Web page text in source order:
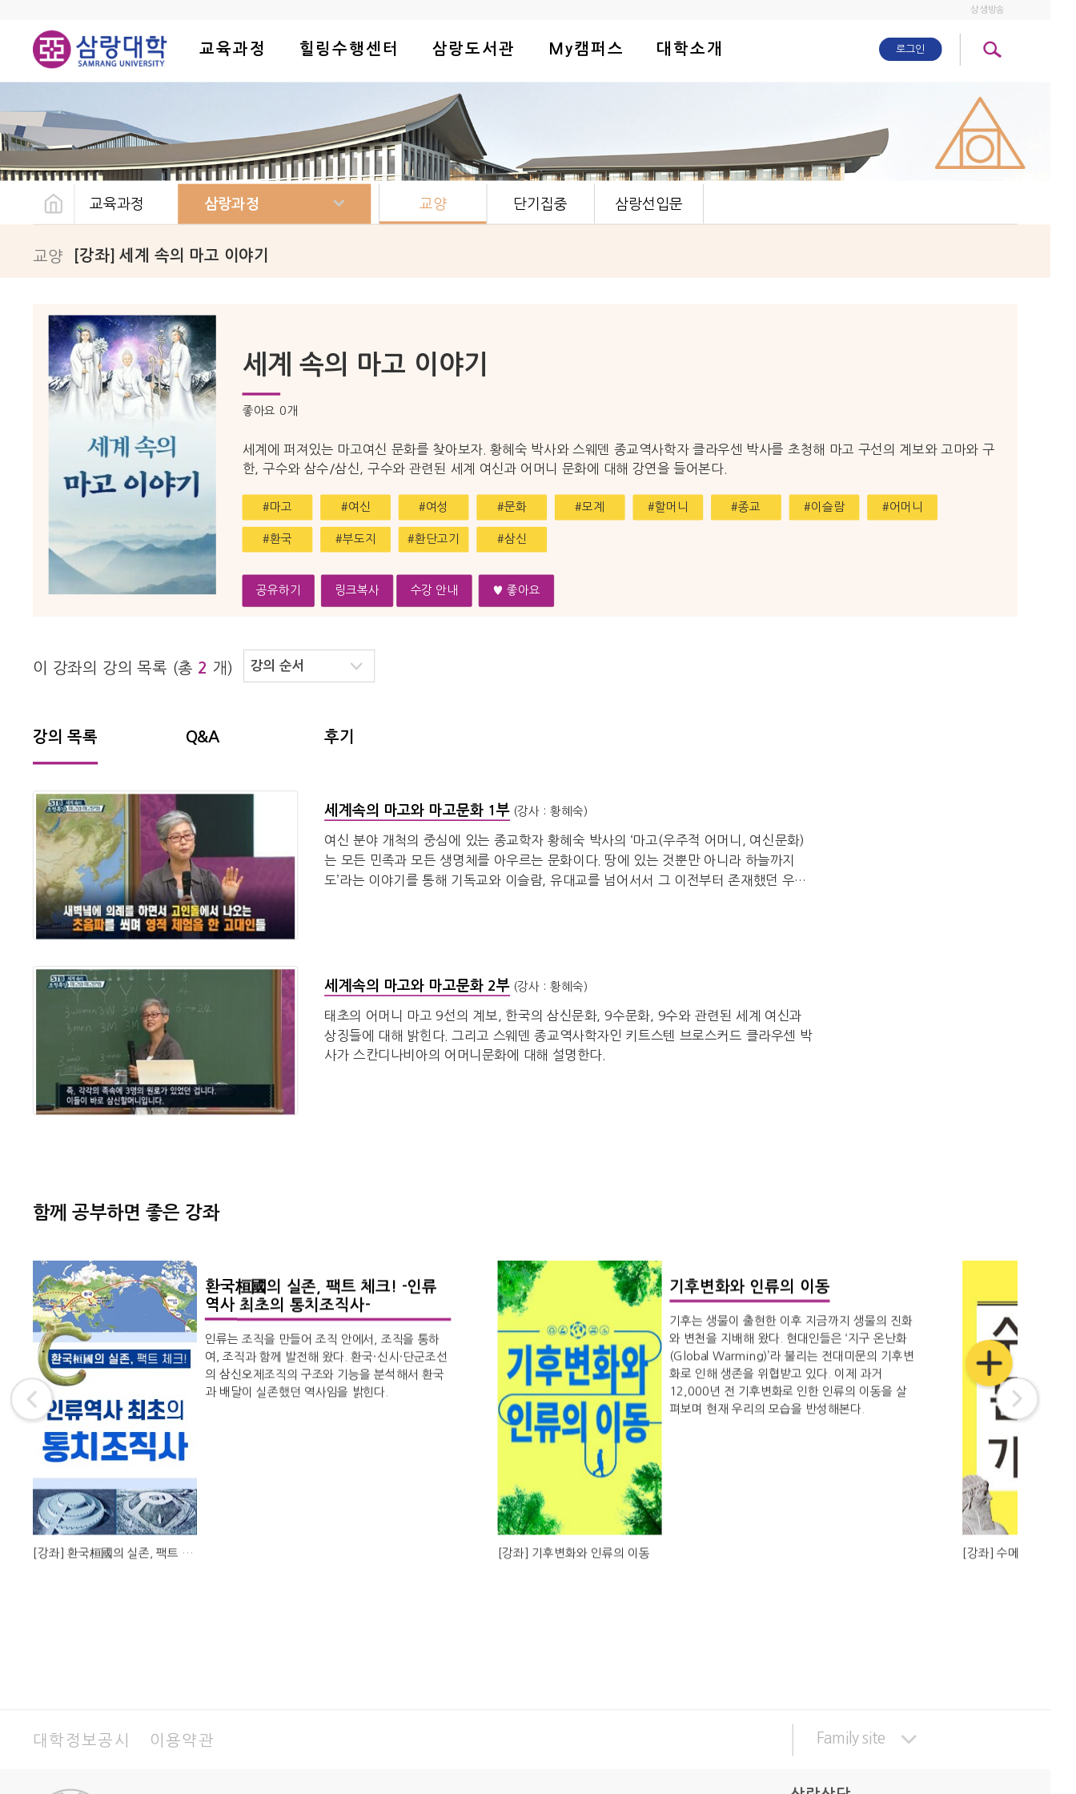
상생방송
교육과정 힐링수행센터 삼랑도서관 My캠퍼스 대학소개 로그인
교육과정 삼랑과정 교양 단기집중 삼랑선입문
교양 [강좌] 세계 속의 마고 이야기
세계 속의 마고 이야기
좋아요 0개
세계에 퍼져있는 마고여신 문화를 찾아보자. 황혜숙 박사와 스웨덴 종교역사학자 클라우센 박사를 초청해 마고 구선의 계보와 고마와 구
한, 구수와 삼수/삼신, 구수와 관련된 세계 여신과 어머니 문화에 대해 강연을 들어본다.
#마고 #여신 #여성 #문화 #모계 #할머니 #종교 #이슬람 #어머니
#환국 #부도지 #환단고기 #삼신
공유하기 링크복사 수강 안내 ♥ 좋아요
이 강좌의 강의 목록 (총 2 개)
강의 목록 Q&A 후기
세계속의 마고와 마고문화 1부 (강사 : 황혜숙)
여신 분야 개척의 중심에 있는 종교학자 황혜숙 박사의 ‘마고(우주적 어머니, 여신문화)
는 모든 민족과 모든 생명체를 아우르는 문화이다. 땅에 있는 것뿐만 아니라 하늘까지
도’라는 이야기를 통해 기독교와 이슬람, 유대교를 넘어서서 그 이전부터 존재했던 우주
세계속의 마고와 마고문화 2부 (강사 : 황혜숙)
태초의 어머니 마고 9선의 계보, 한국의 삼신문화, 9수문화, 9수와 관련된 세계 여신과
상징들에 대해 밝힌다. 그리고 스웨덴 종교역사학자인 키트스텐 브로스커드 클라우센 박
사가 스칸디나비아의 어머니문화에 대해 설명한다.
함께 공부하면 좋은 강좌
환국桓國의 실존, 팩트 체크! -인류
역사 최초의 통치조직사-
인류는 조직을 만들어 조직 안에서, 조직을 통하
여, 조직과 함께 발전해 왔다. 환국·신시·단군조선
의 삼신오제조직의 구조와 기능을 분석해서 환국
과 배달이 실존했던 역사임을 밝힌다.
[강좌] 환국桓國의 실존, 팩트 체크! -인류역사 최초의 통치조직사-
기후변화와 인류의 이동
기후는 생물이 출현한 이후 지금까지 생물의 진화
와 변천을 지배해 왔다. 현대인들은 ‘지구 온난화
(Global Warming)’라 불리는 전대미문의 기후변
화로 인해 생존을 위협받고 있다. 이제 과거
12,000년 전 기후변화로 인한 인류의 이동을 살
펴보며 현재 우리의 모습을 반성해본다.
[강좌] 기후변화와 인류의 이동 [강좌] 수메르 문명의
대학정보공시 이용약관 Family site